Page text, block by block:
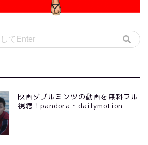
映画ダブルミンツの動画を無料フル
視聴！pandora・dailymotion